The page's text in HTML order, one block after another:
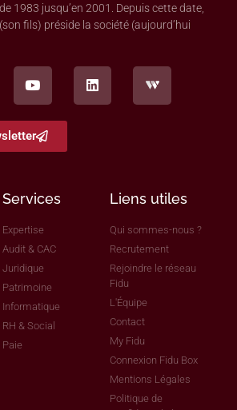
1983 jusqu’en 2001. Depuis cette date,
fils) préside la société (aujourd’hui
Services
Expertise
Audit & CAC
Juridique
Patrimoine
Informatique
RH & Social
Paie
Liens utiles
Qui sommes-nous ?
Recrutement
Rejoindre le réseau
Fidu
L'Équipe
Contact
My Fidu
Connexion Fidu Box
Mentions Légales
Politique de